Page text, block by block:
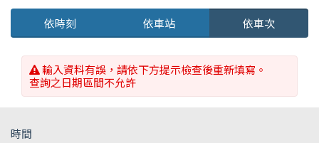
依時刻 依車站 依車次
輸入資料有誤，請依下方提示檢查後重新填寫。
查詢之日期區間不允許
時間